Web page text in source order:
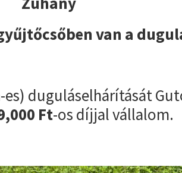
van a
es) duguláselhárítását
Ft-os díjjal vállalom.